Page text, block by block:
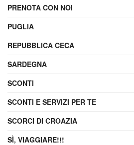
PRENOTA CON NOI
PUGLIA
REPUBBLICA CECA
SARDEGNA
SCONTI
SCONTI E SERVIZI PER TE
SCORCI DI CROAZIA
SÌ, VIAGGIARE!!!